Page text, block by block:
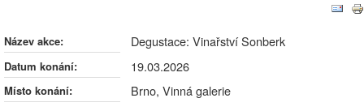
Název akce: Degustace: Vinařství Sonberk
Datum konání: 19.03.2026
Místo konání: Brno, Vinná galerie